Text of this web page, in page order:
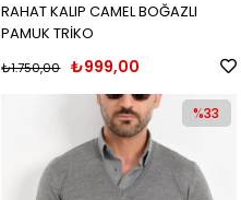
RAHAT KALIP CAMEL BOĞAZLI
PAMUK TRİKO
₺999,00
₺1.750,00
%33